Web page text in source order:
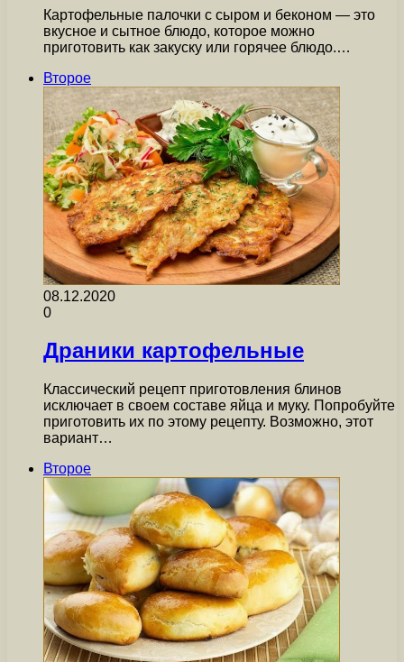
Картофельные палочки с сыром и беконом — это
вкусное и сытное блюдо, которое можно
приготовить как закуску или горячее блюдо.…
Второе
08.12.2020
0
Драники картофельные
Классический рецепт приготовления блинов
исключает в своем составе яйца и муку. Попробуйте
приготовить их по этому рецепту. Возможно, этот
вариант…
Второе